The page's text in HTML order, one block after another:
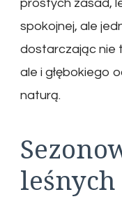
prostych zasad,
spokojnej, ale
dostarczając nie
ale i głębokiego
naturą.